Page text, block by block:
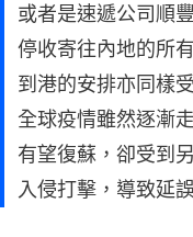
或者是速遞公司順
停收寄往內地的所
到港的安排亦同樣
全球疫情雖然逐漸
有望復蘇，卻受到
入侵打擊，導致延